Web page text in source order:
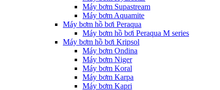
Máy bơm Supastream
Máy bơm Aquamite
Máy bơm hồ bơi Peraqua
Máy bơm hồ bơi Peraqua M series
Máy bơm hồ bơi Kripsol
Máy bơm Ondina
Máy bơm Niger
Máy bơm Koral
Máy bơm Karpa
Máy bơm Kapri